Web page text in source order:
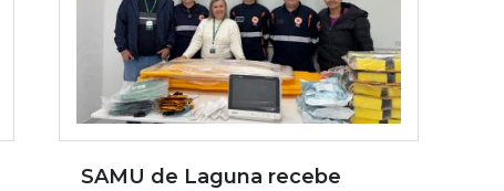
SAMU de Laguna recebe